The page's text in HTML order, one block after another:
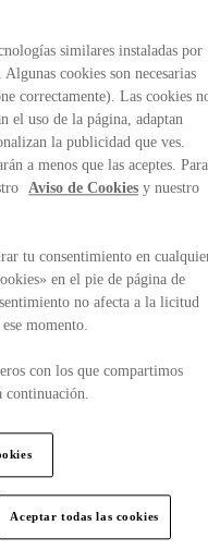
similares instaladas por
cookies son necesarias
correctamente). Las cookies
el uso de la página, adaptan
la publicidad que ves.
a menos que las aceptes. Para
Aviso de Cookies y nuestro
tu consentimiento en
en el pie de página de
no afecta a la licitud
momento.
con los que compartimos
continuación.
Aceptar todas las cookies